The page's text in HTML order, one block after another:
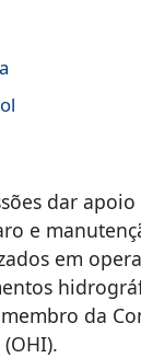
dar
e
em
da